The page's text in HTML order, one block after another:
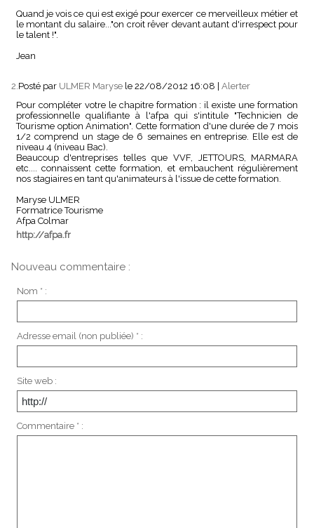
Quand je vois ce qui est exigé pour exercer ce merveilleux métier et
le montant du salaire..."on croit rêver devant autant d'irrespect pour
le talent !".
Jean
2.Posté par ULMER Maryse le 22/08/2012 16:08
Alerter
Pour compléter votre le chapitre formation : il existe une formation
professionnelle qualifiante à l'afpa qui s'intitule "Technicien de
Tourisme option Animation". Cette formation d'une durée de 7 mois
1/2 comprend un stage de 6 semaines en entreprise. Elle est de
niveau 4 (niveau Bac).
Beaucoup d'entreprises telles que VVF, JETTOURS, MARMARA
etc.... connaissent cette formation, et embauchent régulièrement
nos stagiaires en tant qu'animateurs à l'issue de cette formation.
Maryse ULMER
Formatrice Tourisme
Afpa Colmar
http://afpa.fr
Nouveau commentaire :
Nom * :
Adresse email (non publiée) * :
Site web :
Commentaire * :